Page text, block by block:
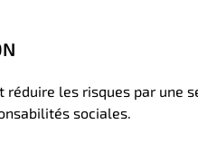
les risques par une
sociales.